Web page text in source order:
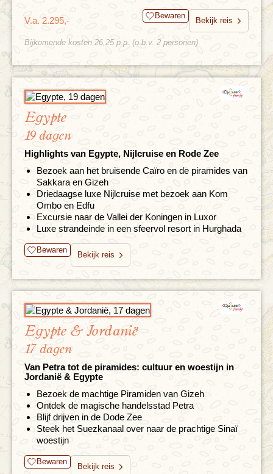
V.a. 2.295,- Bewaren
Bekijk reis
Bijkomende kosten 26,25 p.p. (o.b.v. 2 personen)
Egypte
19 dagen
Highlights van Egypte, Nijlcruise en Rode Zee
Bezoek aan het bruisende Caïro en de piramides van
Sakkara en Gizeh
Driedaagse luxe Nijlcruise met bezoek aan Kom
Ombo en Edfu
Excursie naar de Vallei der Koningen in Luxor
Luxe strandeinde in een sfeervol resort in Hurghada
Bewaren
Bekijk reis
Egypte & Jordanië
17 dagen
Van Petra tot de piramides: cultuur en woestijn in
Jordanië & Egypte
Bezoek de machtige Piramiden van Gizeh
Ontdek de magische handelsstad Petra
Blijf drijven in de Dode Zee
Steek het Suezkanaal over naar de prachtige Sinaï
woestijn
Bewaren
Bekijk reis